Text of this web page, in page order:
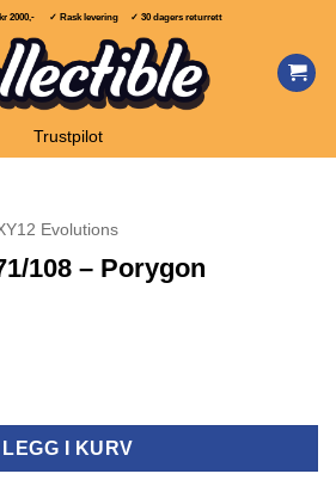
kr 2000,-✓ Rask levering ✓ 30 dagers returrett
Trustpilot
Evolutions
108 – Porygon
antall
LEGG I KURV